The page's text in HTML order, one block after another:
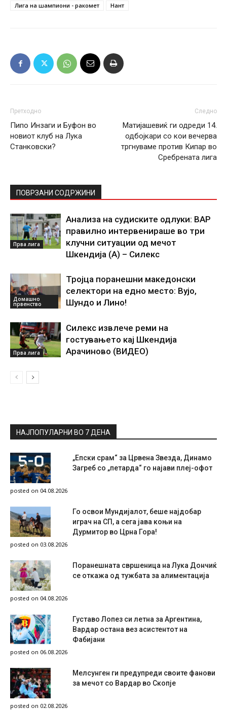
Лига на шампиони - ракомет
Нант
Претходно
Пипо Инзаги и Буфон во
новиот клуб на Лука
Станковски?
Следно
Матијашевиќ ги одреди 14.
одбојкари со кои вечерва
тргнуваме против Кипар во
Сребрената лига
ПОВРЗАНИ СОДРЖИНИ
Прва лига
Анализа на судиските одлуки: ВАР
правилно интервенираше во три
клучни ситуации од мечот
Шкендија (А) – Силекс
Домашно
првенство
Тројца поранешни македонски
селектори на едно место: Вујо,
Шундо и Лино!
Прва лига
Силекс извлече реми на
гостувањето кај Шкендија
Арачиново (ВИДЕО)
НАЈПОПУЛАРНИ ВО 7 ДЕНА
„Епски срам“ за Црвена Звезда, Динамо
Загреб со „петарда“ го најави плеј-офот
posted on 04.08.2026
Го освои Мундијалот, беше најдобар
играч на СП, а сега јава коњи на
Дурмитор во Црна Гора!
posted on 03.08.2026
Поранешната свршеница на Лука Дончиќ
се откажа од тужбата за алиментација
posted on 04.08.2026
Густаво Лопез си летна за Аргентина,
Вардар остана вез асистентот на
Фабијани
posted on 06.08.2026
Мелсунген ги предупреди своите фанови
за мечот со Вардар во Скопје
posted on 02.08.2026